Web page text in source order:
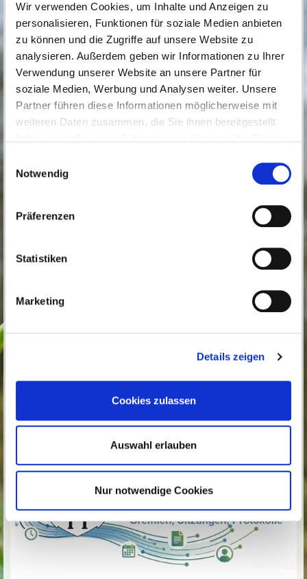
Wir verwenden Cookies, um Inhalte und Anzeigen zu
personalisieren, Funktionen für soziale Medien anbieten
zu können und die Zugriffe auf unsere Website zu
analysieren. Außerdem geben wir Informationen zu Ihrer
Verwendung unserer Website an unsere Partner für
soziale Medien, Werbung und Analysen weiter. Unsere
Partner führen diese Informationen möglicherweise mit
weiteren Daten zusammen, die Sie ihnen bereitgestellt
Notwendig
Präferenzen
Statistiken
Marketing
Details zeigen
Cookies zulassen
Auswahl erlauben
Nur notwendige Cookies